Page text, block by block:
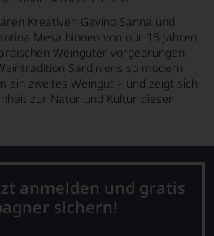
Kreativen Gavino Sanna und
Mesa binnen von nur 15 Jahren
Weingüter vorgedrungen.
Sardiniens so modern
ein zweites Weingut – und zeigt sich
zur Natur und Kultur dieser
anmelden und gratis
sichern!